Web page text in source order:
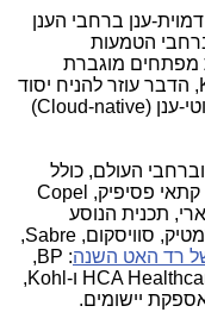
ענן ברחבי הענן
הטמעות
מפתחים מוגברת
, הדבר עוזר להניח יסוד
ענן (Cloud-native
)
פסיפיק, Copel
תכנית הנוסע
סוויסקום, Sabre
,
רד האט השנה:
BP
,
HCA ו- Kohl
,
יישומים.